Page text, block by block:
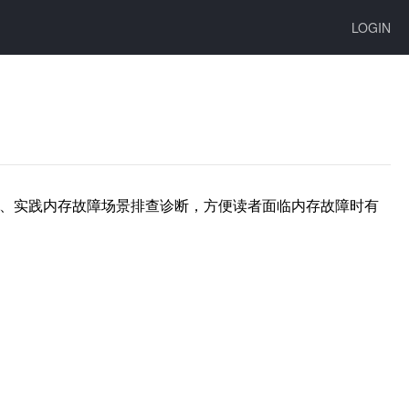
LOGIN
实践内存故障场景排查诊断，方便读者面临内存故障时有